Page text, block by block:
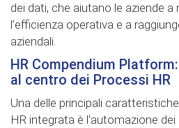
dei dati, che aiutano le aziende a
l'efficienza operativa e a
aziendali.
HR Compendium
al centro dei Processi HR
Una delle principali
HR integrata è l'automazione